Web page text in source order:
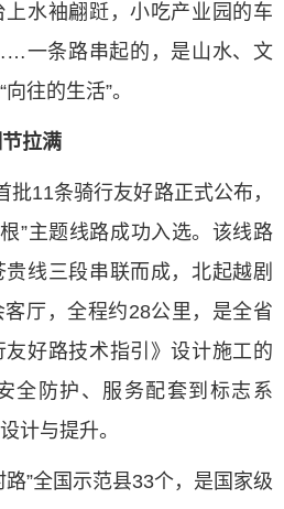
水袖翩跹，小吃产业园的车
一条路串起的，是山水、文
往的生活”。
拉满
批11条骑行友好路正式公布，
”主题线路成功入选。该线路
线三段串联而成，北起越剧
厅，全程约28公里，是全省
好路技术指引》设计施工的
全防护、服务配套到标志系
计与提升。
”全国示范县33个，是国家级